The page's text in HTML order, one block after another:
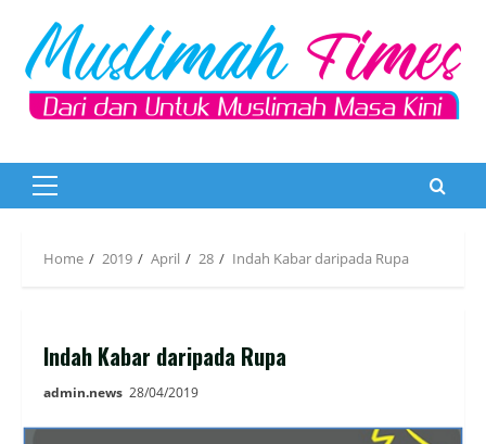
content
Primary
Home 2019 April 28 Indah Kabar daripada Rupa
Indah Kabar daripada Rupa
admin.news 28/04/2019